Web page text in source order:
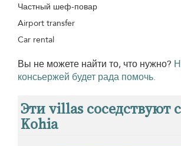
Частный шеф-повар
Airport transfer
Car rental
Вы не можете найти то, что нужно?
консьержей будет рада помочь.
Эти villas соседствуют
Kohia